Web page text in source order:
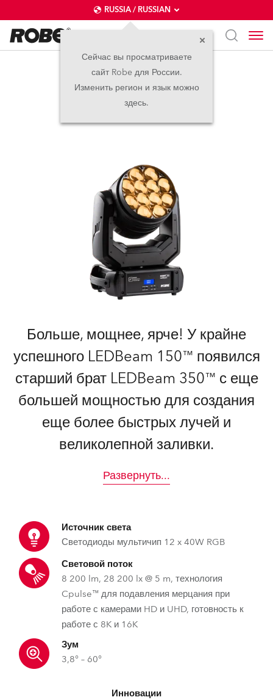
RUSSIA / RUSSIAN
Сейчас вы просматриваете
сайт Robe для России.
Изменить регион и язык можно
здесь.
LEDBeam 350™
Больше, мощнее, ярче! У крайне
успешного LEDBeam 150™ появился
старший брат LEDBeam 350™ с еще
большей мощностью для создания
еще более быстрых лучей и
великолепной заливки.
Развернуть...
Источник света
Светодиоды мультичип 12 x 40W RGB
Световой поток
8 200 lm, 28 200 lx @ 5 m, технология
Cpulse™ для подавления мерцания при
работе с камерами HD и UHD, готовность к
работе с 8K и 16K
Зум
3,8° – 60°
Инновации